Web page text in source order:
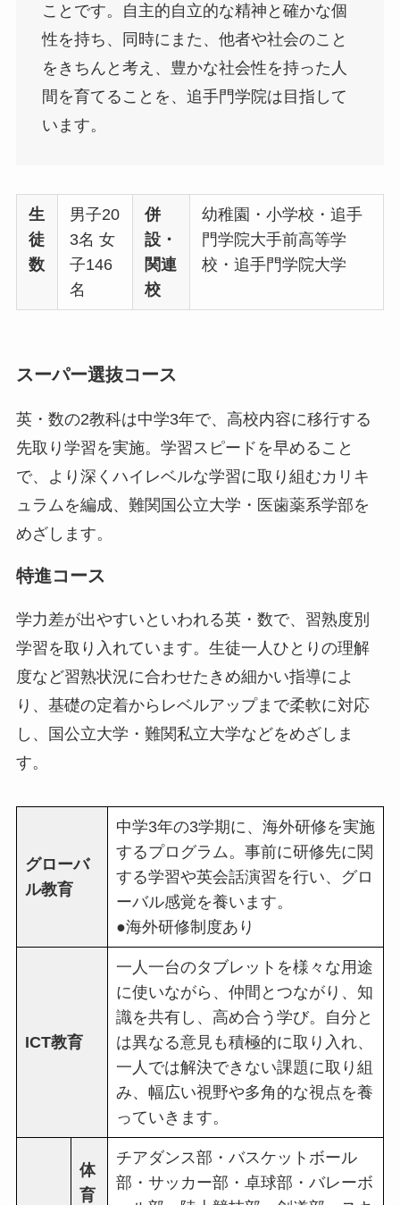
ことです。自主的自立的な精神と確かな個
性を持ち、同時にまた、他者や社会のこと
をきちんと考え、豊かな社会性を持った人
間を育てることを、追手門学院は目指して
います。
生
徒
数
男子20
3名 女
子146
名
併
設・
関連
校
幼稚園・小学校・追手
門学院大手前高等学
校・追手門学院大学
スーパー選抜コース
英・数の2教科は中学3年で、高校内容に移行する
先取り学習を実施。学習スピードを早めること
で、より深くハイレベルな学習に取り組むカリキ
ュラムを編成、難関国公立大学・医歯薬系学部を
めざします。
特進コース
学力差が出やすいといわれる英・数で、習熟度別
学習を取り入れています。生徒一人ひとりの理解
度など習熟状況に合わせたきめ細かい指導によ
り、基礎の定着からレベルアップまで柔軟に対応
し、国公立大学・難関私立大学などをめざしま
す。
グローバ
ル教育
中学3年の3学期に、海外研修を実施
するプログラム。事前に研修先に関
する学習や英会話演習を行い、グロ
ーバル感覚を養います。
●海外研修制度あり
ICT教育
一人一台のタブレットを様々な用途
に使いながら、仲間とつながり、知
識を共有し、高め合う学び。自分と
は異なる意見も積極的に取り入れ、
一人では解決できない課題に取り組
み、幅広い視野や多角的な視点を養
っていきます。
体
育
チアダンス部・バスケットボール
部・サッカー部・卓球部・バレーボ